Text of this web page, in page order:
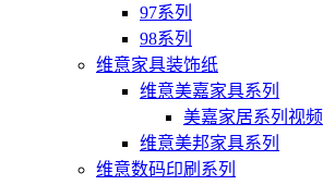
97系列
98系列
维意家具装饰纸
维意美嘉家具系列
美嘉家居系列视频
维意美邦家具系列
维意数码印刷系列